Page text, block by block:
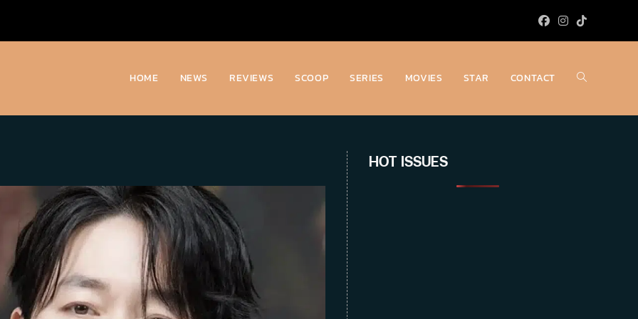
HOME NEWS REVIEWS SCOOP SERIES MOVIES STAR CONTACT Toggle
HOT ISSUES